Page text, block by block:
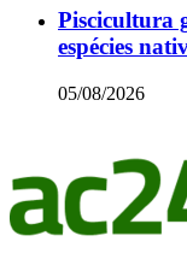
Piscicultura
espécies
05/08/2026